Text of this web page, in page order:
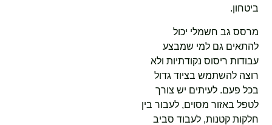
ביטחון.
מרסס גב חשמלי יכול
להתאים גם למי שמבצע
עבודות ריסוס נקודתיות ולא
רוצה להשתמש בציוד גדול
בכל פעם. לעיתים יש צורך
לטפל באזור מסוים, לעבור בין
חלקות קטנות, לעבוד סביב